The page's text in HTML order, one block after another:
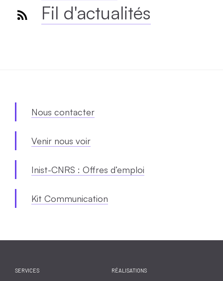
Fil d'actualités
Nous contacter
Venir nous voir
Inist-CNRS : Offres d’emploi
Kit Communication
SERVICES RÉALISATIONS